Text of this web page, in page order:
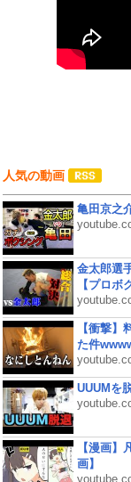
人気の動画
亀田京之
金太郎選
【プロボ
【衝撃】
た件
UUUMを
【漫画】
画】